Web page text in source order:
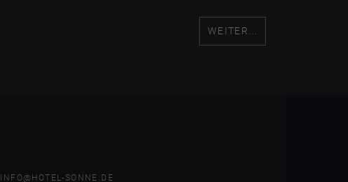
WEITER...
INFO@HOTEL-SONNE.DE